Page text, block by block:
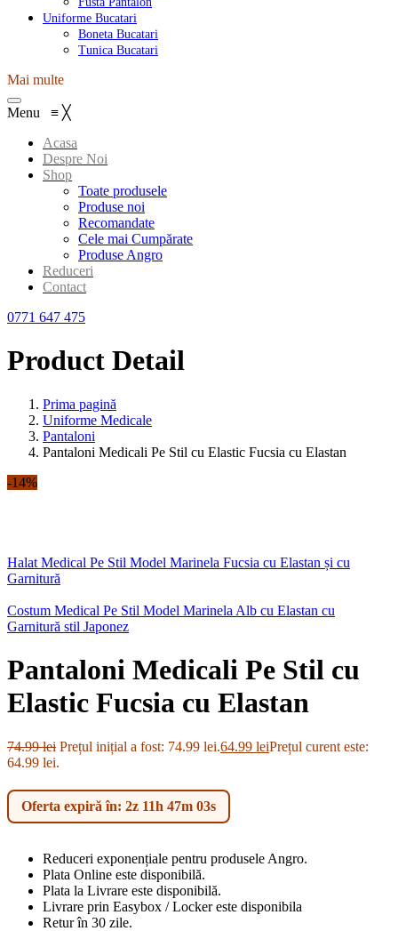
Uniforme Bucatari
Boneta Bucatari
Tunica Bucatari
Mai multe
Menu ≡ ╳
Acasa
Despre Noi
Shop
Toate produsele
Produse noi
Recomandate
Cele mai Cumpărate
Produse Angro
Reduceri
Contact
0771 647 475
Product Detail
Prima pagină
Uniforme Medicale
Pantaloni
Pantaloni Medicali Pe Stil cu Elastic Fucsia cu Elastan
-14%
Halat Medical Pe Stil Model Marinela Fucsia cu Elastan și cu
Garnitură
Costum Medical Pe Stil Model Marinela Alb cu Elastan cu
Garnitură stil Japonez
Pantaloni Medicali Pe Stil cu
Elastic Fucsia cu Elastan
74.99lei Prețul inițial a fost: 74.99 lei.64.99 leiPrețul curent este:
64.99 lei.
Oferta expiră în: 2z 11h 47m 02s
Reduceri exponențiale pentru produsele Angro.
Plata Online este disponibilă.
Plata la Livrare este disponibilă.
Livrare prin Easybox / Locker este disponibila
Retur în 30 zile.